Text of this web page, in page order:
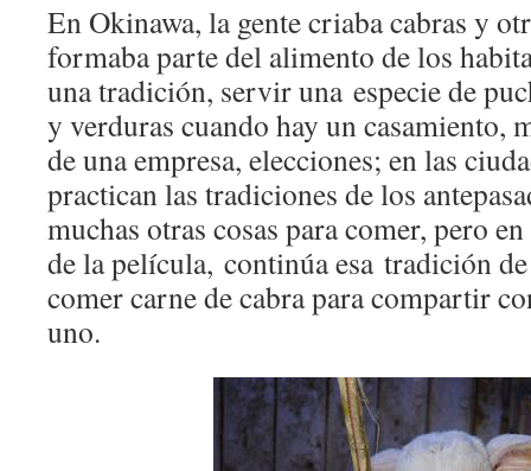
En Okinawa, la gente criaba cabras y
formaba parte del alimento de los
una tradición, servir una especie de
y verduras cuando hay un casamiento,
de una empresa, elecciones; en las
practican las tradiciones de los
muchas otras cosas para comer, pero
de la película, continúa esa tradición
comer carne de cabra para compartir
uno.